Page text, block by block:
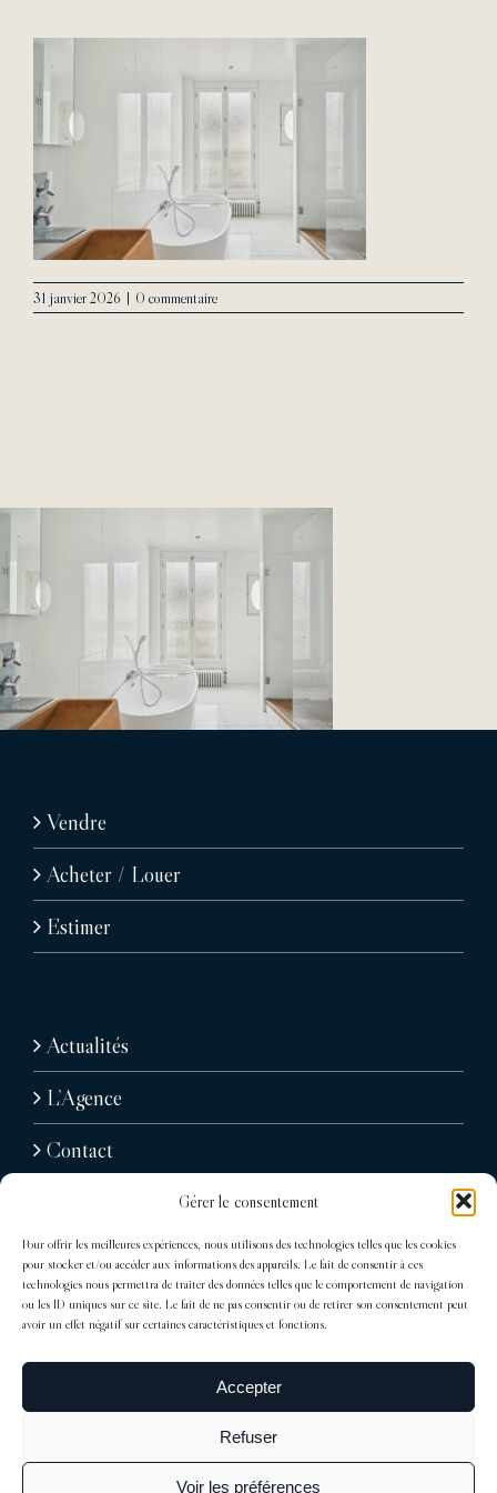
Gérer le consentement
Pour offrir les meilleures expériences, nous utilisons des technologies telles que les cookies
pour stocker et/ou accéder aux informations des appareils. Le fait de consentir à ces
technologies nous permettra de traiter des données telles que le comportement de navigation
ou les ID uniques sur ce site. Le fait de ne pas consentir ou de retirer son consentement peut
avoir un effet négatif sur certaines caractéristiques et fonctions.
Accepter
Refuser
Voir les préférences
Contact
31 janvier 2026 | 0 commentaire
Vendre
Acheter / Louer
Estimer
Actualités
L’Agence
Contact
31, avenue Raymond Poincaré
75116 Paris
Tél : + 33 (0)1 76 71 07 40
trocadero@sdelagrandiere.fr